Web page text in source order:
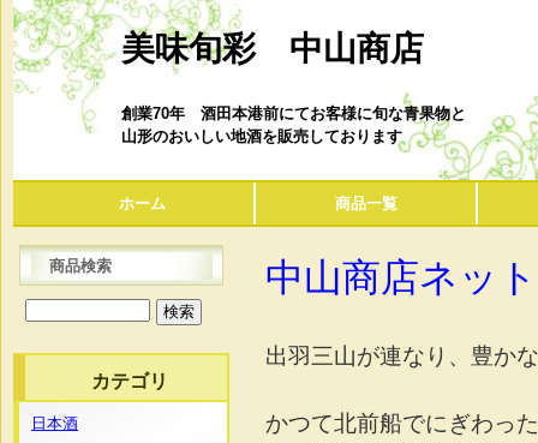
美味旬彩 中山商店
創業70年 酒田本港前にてお客様に旬な青果物と
山形のおいしい地酒を販売しております
ホーム 商品一覧
中山商店ネッ
出羽三山が連なり、豊か
かつて北前船でにぎわっ
商品検索
カテゴリ
日本酒